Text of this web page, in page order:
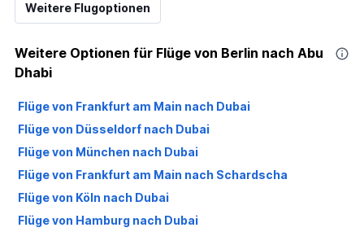
Weitere Flugoptionen
Weitere Optionen für Flüge von Berlin nach Abu
Dhabi
Flüge von Frankfurt am Main nach Dubai
Flüge von Düsseldorf nach Dubai
Flüge von München nach Dubai
Flüge von Frankfurt am Main nach Schardscha
Flüge von Köln nach Dubai
Flüge von Hamburg nach Dubai